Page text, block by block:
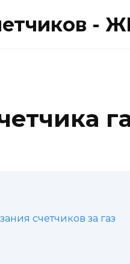
-
счетчиков за газ